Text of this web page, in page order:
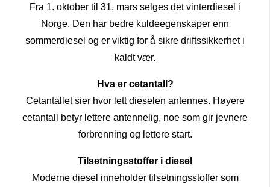
Fra 1. oktober til 31. mars selges det vinterdiesel i
Norge. Den har bedre kuldeegenskaper enn
sommerdiesel og er viktig for å sikre driftssikkerhet i
kaldt vær.
Hva er cetantall?
Cetantallet sier hvor lett dieselen antennes. Høyere
cetantall betyr lettere antennelig, noe som gir jevnere
forbrenning og lettere start.
Tilsetningsstoffer i diesel
Moderne diesel inneholder tilsetningsstoffer som